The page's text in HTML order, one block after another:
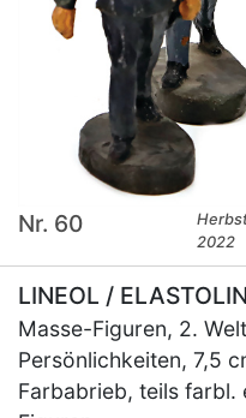
Nr. 60
2022
LINEOL / ELASTOLIN
Masse-Figuren, 2.
Persönlichkeiten, 7,5
Farbabrieb, teils farbl.